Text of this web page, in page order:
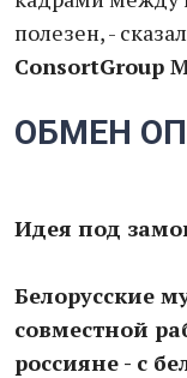
полезен, - сказал
ConsortGroup
ОБМЕН
Идея под
Белорусские
совместной
россияне - с